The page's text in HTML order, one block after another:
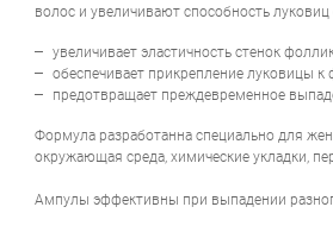
волос и увеличивают способность
увеличивает эластичность стенок
обеспечивает прикрепление луковицы к
предотвращает преждевременное
Формула разработанна специально для
окружающая среда, химические укладки,
Ампулы эффективны при выпадении